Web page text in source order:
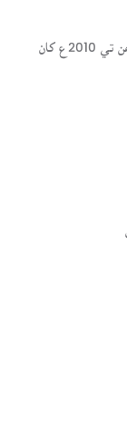
سنڌسلامت ڪتاب گهر ھڪ آن لائين لائبريري آھي، جنھن تي 2010ع کان